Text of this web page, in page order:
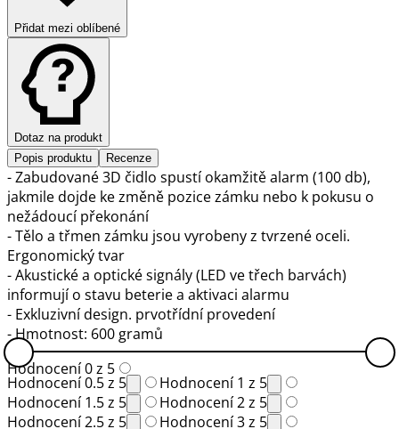
Přidat mezi oblíbené
Dotaz na produkt
Popis produktu
Recenze
- Zabudované 3D čidlo spustí okamžitě alarm (100 db),
jakmile dojde ke změně pozice zámku nebo k pokusu o
nežádoucí překonání
- Tělo a třmen zámku jsou vyrobeny z tvrzené oceli.
Ergonomický tvar
- Akustické a optické signály (LED ve třech barvách)
informují o stavu beterie a aktivaci alarmu
- Exkluzivní design. prvotřídní provedení
- Hmotnost: 600 gramů
Hodnocení 0 z 5
Hodnocení 0.5 z 5
Hodnocení 1 z 5
Hodnocení 1.5 z 5
Hodnocení 2 z 5
Hodnocení 2.5 z 5
Hodnocení 3 z 5